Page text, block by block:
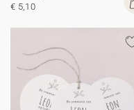
€ 5,10